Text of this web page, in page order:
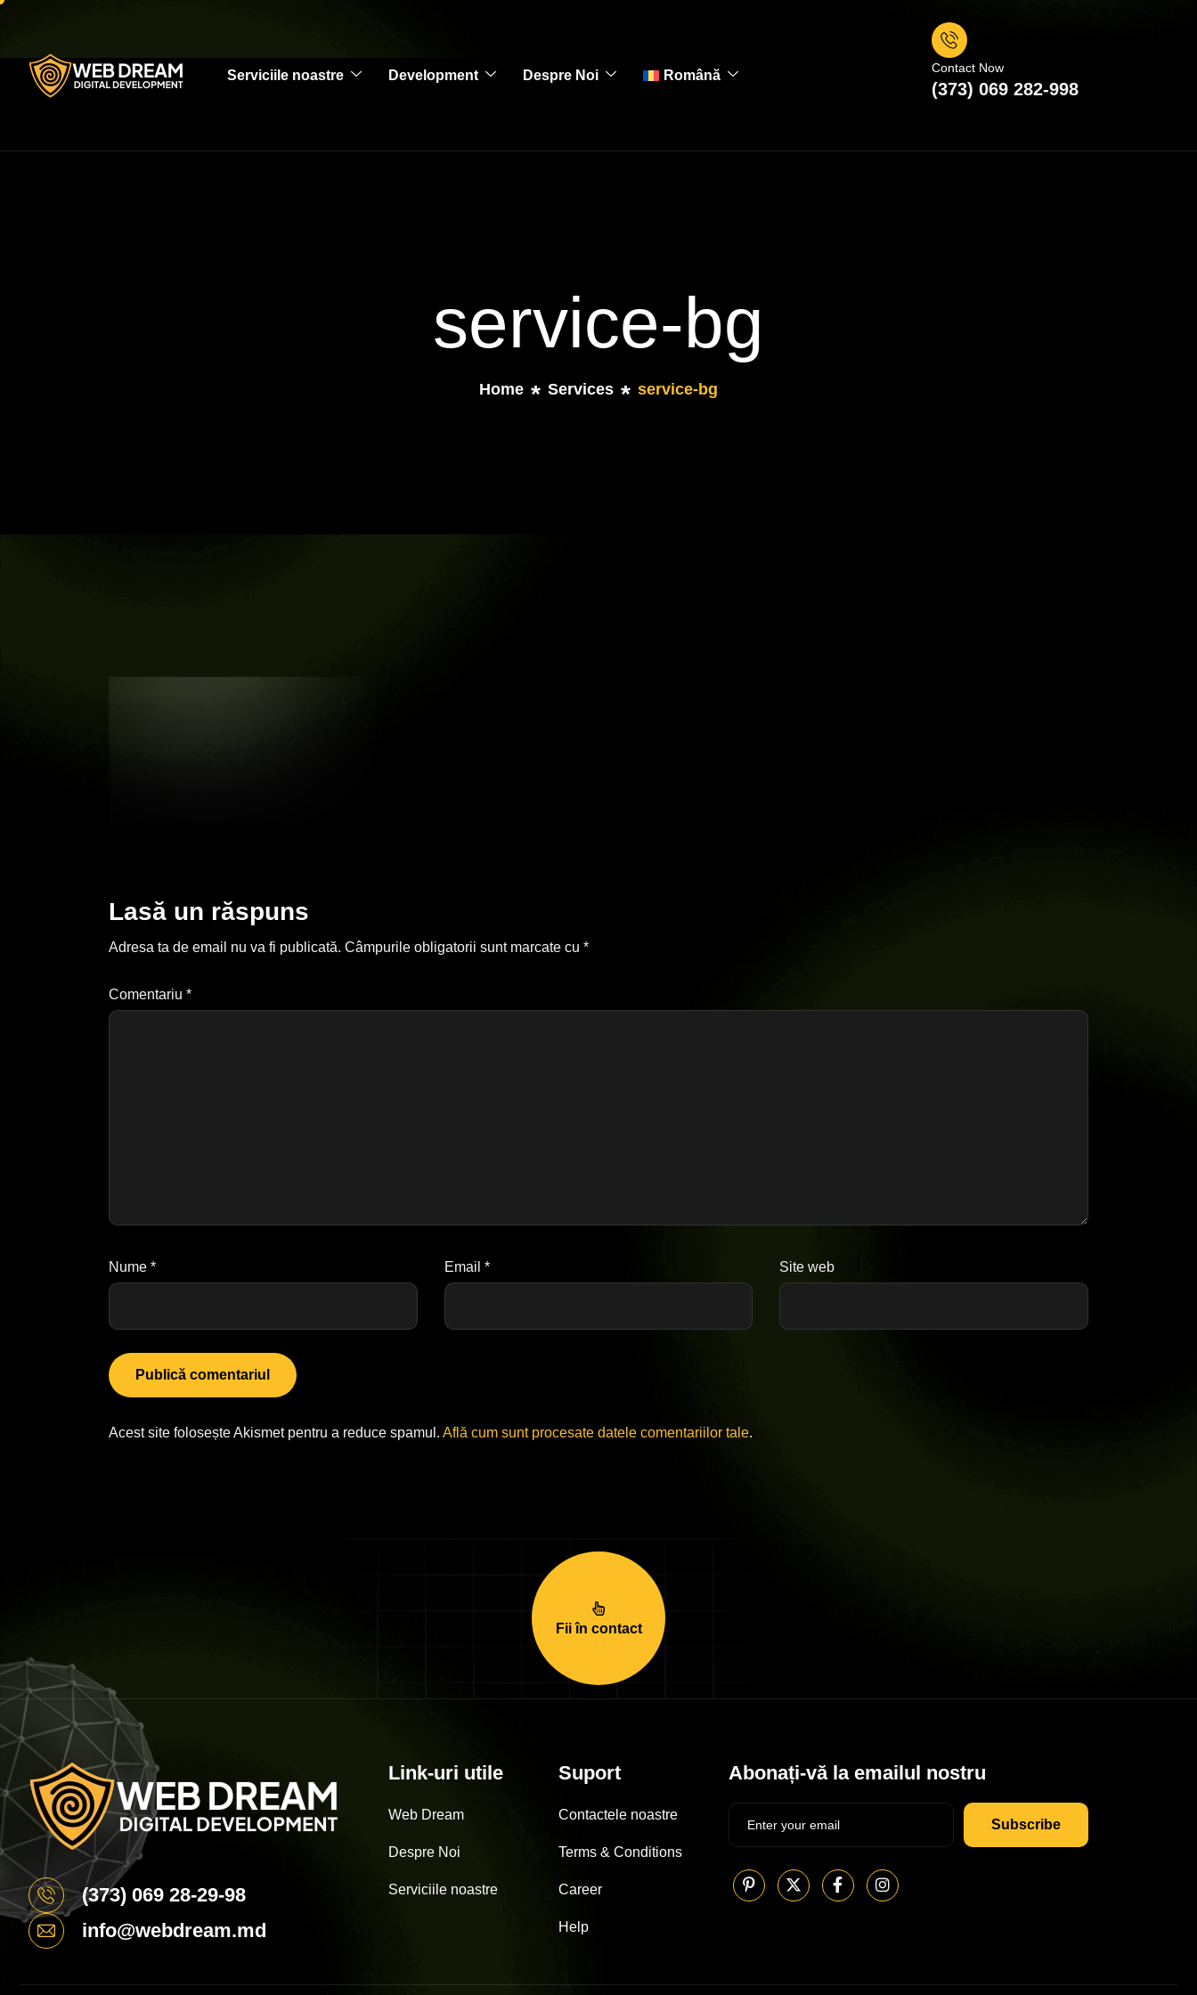
Serviciile noastre Development Despre Noi Română Contact Now
(373) 069 282-998
service-bg
Home Services service-bg
Lasă un răspuns
Adresa ta de email nu va fi publicată. Câmpurile obligatorii sunt marcate cu *
Comentariu *
Nume * Email * Site web
Acest site folosește Akismet pentru a reduce spamul. Află cum sunt procesate datele comentariilor tale.
Fii în contact
(373) 069 28-29-98
info@webdream.md
Link-uri utile
Web Dream
Despre Noi
Serviciile noastre
Suport
Contactele noastre
Terms & Conditions
Career
Help
Abonați-vă la emailul nostru
Subscribe